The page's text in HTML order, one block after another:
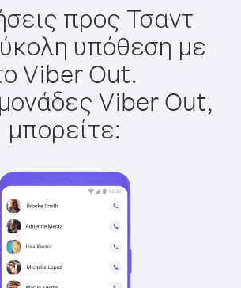
προς Τσαντ
υπόθεση με
Viber Out.
Viber Out,
μπορείτε: